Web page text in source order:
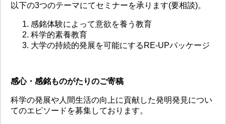
以下の3つのテーマにてセミナーを承ります(要相談)。
感銘体験によって意欲を養う教育
科学的素養教育
大学の持続的発展を可能にするRE-UPパッケージ
感心・感銘ものがたりのご寄稿
科学の発展や人間生活の向上に貢献した発明発見につい
てのエピソードを募集しております。